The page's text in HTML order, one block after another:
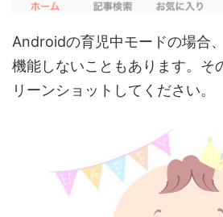
Androidの育児中モードの場合
機能しないこともあります。そ
リーンショットしてください。